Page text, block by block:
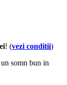
! (vezi conditii)
somn bun in